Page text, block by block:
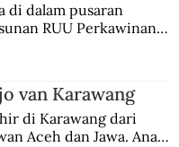
di dalam pusaran
RUU Perkawinan.
van Karawang
di Karawang dari
Aceh dan Jawa. Anak